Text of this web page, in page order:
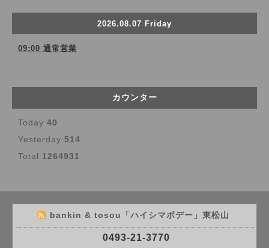
2026.08.07 Friday
09:00 通常営業
カウンター
Today 40
Yesterday 514
Total 1264931
bankin & tosou「ハイシマボデー」東松山
0493-21-3770